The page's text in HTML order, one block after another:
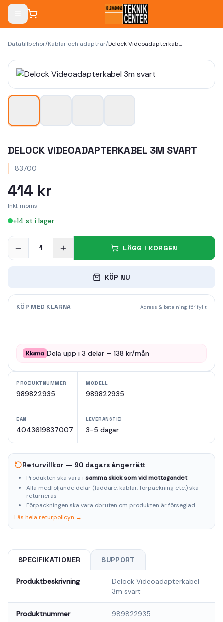
Datatillbehör/Kablar och adaptrar/ Delock Videoadapterkabel 3m svart
DELOCK VIDEOADAPTERKABEL 3M SVART
83700
414 kr
Inkl. moms
+14 st i lager
1 LÄGG I KORGEN
KÖP NU
KÖP MED KLARNA Adress & betalning förifyllt
Dela upp i 3 delar — 138 kr/mån
PRODUKTNUMMER
989822935
MODELL
989822935
EAN
4043619837007
LEVERANSTID
3-5 dagar
Returvillkor — 90 dagars ångerrätt
Produkten ska vara i samma skick som vid mottagandet
Alla medföljande delar (laddare, kablar, förpackning etc.) ska
returneras
Förpackningen ska vara obruten om produkten är förseglad
Läs hela returpolicyn →
SPECIFIKATIONER SUPPORT
Produktbeskrivning
Delock Videoadapterkabel
3m svart
Produktnummer 989822935